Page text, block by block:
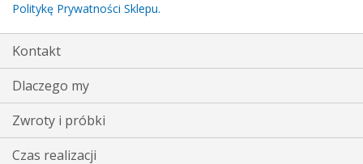
Politykę Prywatności Sklepu.
Kontakt
Dlaczego my
Zwroty i próbki
Czas realizacji